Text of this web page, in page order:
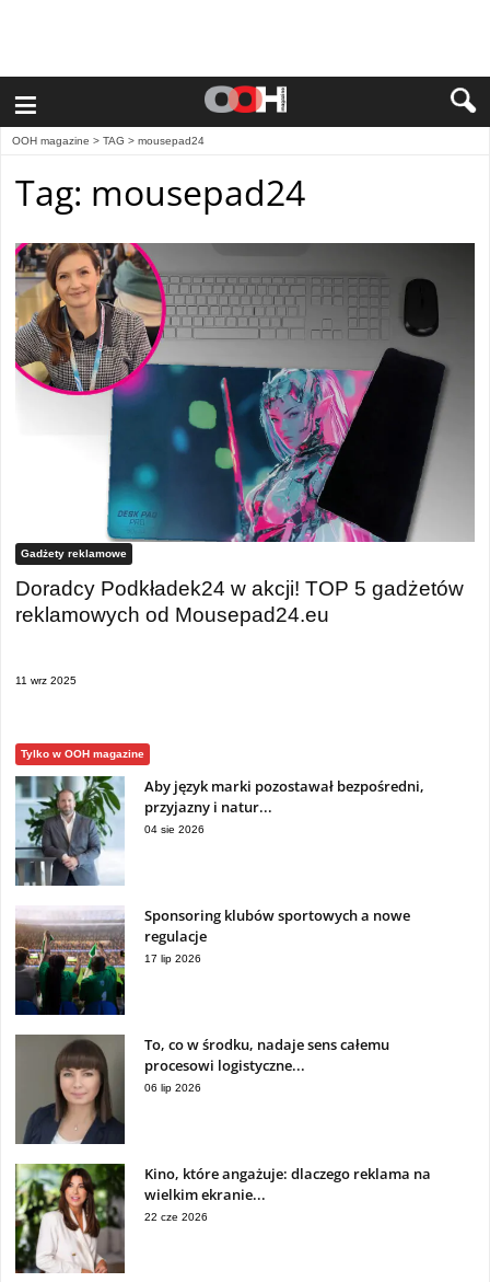
≡
OOH magazine > TAG > mousepad24
Tag: mousepad24
Gadżety reklamowe
Doradcy Podkładek24 w akcji! TOP 5 gadżetów
reklamowych od Mousepad24.eu
11 wrz 2025
Tylko w OOH magazine
Aby język marki pozostawał bezpośredni,
przyjazny i natur...
04 sie 2026
Sponsoring klubów sportowych a nowe
regulacje
17 lip 2026
To, co w środku, nadaje sens całemu
procesowi logistyczne...
06 lip 2026
Kino, które angażuje: dlaczego reklama na
wielkim ekranie...
22 cze 2026